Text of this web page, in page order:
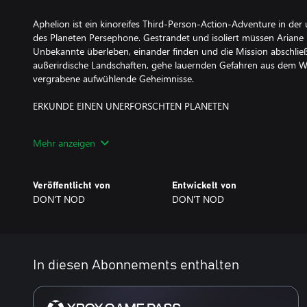
Aphelion ist ein kinoreifes Third-Person-Action-Adventure in der
des Planeten Persephone. Gestrandet und isoliert müssen
Unbekannte überleben, einander finden und die Mission
außerirdische Landschaften, gehe lauernden Gefahren aus dem
vergrabene aufwühlende Geheimnisse.
ERKUNDE EINEN UNERFORSCHTEN PLANETEN
unablässig veränderndem Gelände geformten gigantischen Welt.
mehr – musst du dich dem Unbekannten stellen, gefährliches
über das merkwürdige und die Realität verändernde Phänomen
Überquerungen dunkler Abgründe und kniffligen Aufstiegen an
Leben mit jedem Schritt aufs Spiel. Der beim Absturz verletzte
Einfallsreichtum und Beobachtungsgabe verlassen, um mithilfe
überleben. Während beide Charaktere Erkundungen und
Mehr anzeigen
Veröffentlicht von
DON'T NOD
Entwickelt von
DON'T NOD
In diesen Abonnements enthalten